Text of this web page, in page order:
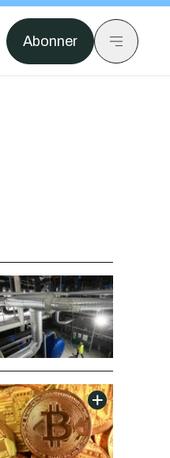
Abonner